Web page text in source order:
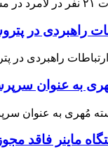
راهبردی در
به عنوان